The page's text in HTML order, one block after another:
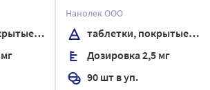
оболочкой
пленочной оболочкой
Нанолек ООО
таблетки, покрытые пленочной оболочкой
Дозировка 2,5 мг
90 шт в уп.